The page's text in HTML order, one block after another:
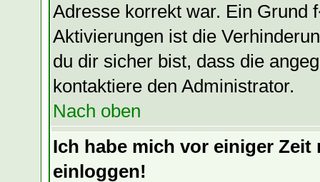
Adresse korrekt war. Ein
Aktivierungen ist die
du dir sicher bist, dass die
kontaktiere den Administrator.
Nach oben
Ich habe mich vor einiger
einloggen!